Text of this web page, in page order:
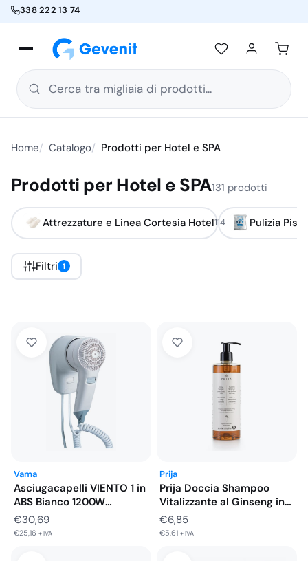
338 222 13 74
Cerca tra migliaia di prodotti...
Home Catalogo Prodotti per Hotel e SPA
Prodotti per Hotel e SPA131 prodotti
Attrezzature e Linea Cortesia Hotel114 Pulizia
Filtri 1
Vama
Asciugacapelli VIENTO 1 in
ABS Bianco 1200W
Dimensioni…
€30,69
€25,16 + IVA
Prija
Prija Doccia Shampoo
Vitalizzante al Ginseng in
Flacone…
€6,85
€5,61 + IVA